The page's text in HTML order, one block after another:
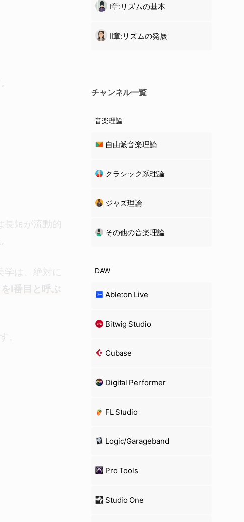
長短が流動的
は、絶対に
I番目と呼ぶ
Ⅰ章:リズムの基本
Ⅱ章:リズムの発展
チャンネル一覧
音楽理論
自由派音楽理論
クラシック系理論
ジャズ理論
その他の音楽理論
DAW
Ableton Live
Bitwig Studio
Cubase
Digital Performer
FL Studio
Logic/Garageband
Pro Tools
Studio One